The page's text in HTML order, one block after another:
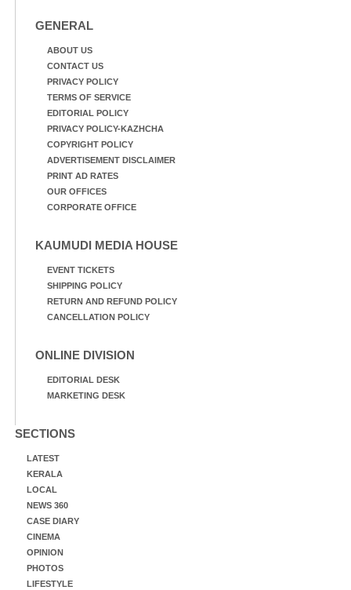
GENERAL
ABOUT US
CONTACT US
PRIVACY POLICY
TERMS OF SERVICE
EDITORIAL POLICY
PRIVACY POLICY-KAZHCHA
COPYRIGHT POLICY
ADVERTISEMENT DISCLAIMER
PRINT AD RATES
OUR OFFICES
CORPORATE OFFICE
KAUMUDI MEDIA HOUSE
EVENT TICKETS
SHIPPING POLICY
RETURN AND REFUND POLICY
CANCELLATION POLICY
ONLINE DIVISION
EDITORIAL DESK
MARKETING DESK
SECTIONS
LATEST
KERALA
LOCAL
NEWS 360
CASE DIARY
CINEMA
OPINION
PHOTOS
LIFESTYLE